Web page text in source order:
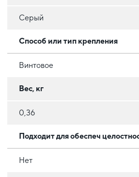
Серый
Способ или тип крепления
Винтовое
Вес, кг
0,36
Подходит для обеспеч
Нет